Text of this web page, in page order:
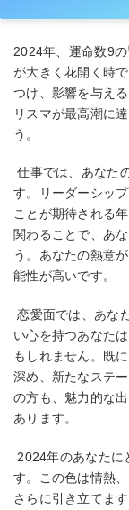
2024年、運命数9
が大きく花開く時
つけ、影響を与え
リスマが最高潮に
う。
仕事では、あなた
す。リーダーシッ
ことが期待される
関わることで、あ
う。あなたの熱意
能性が高いです。
恋愛面では、あな
い心を持つあなた
もしれません。既
深め、新たなステ
の方も、魅力的な
あります。
2024年のあなた
す。この色は情熱
さらに引き立てま